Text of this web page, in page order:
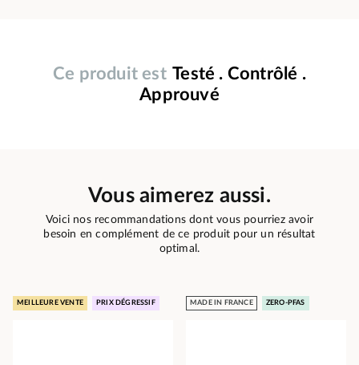
Ce produit est Testé . Contrôlé .
Approuvé
Vous aimerez aussi.
Voici nos recommandations dont vous pourriez avoir
besoin en complément de ce produit pour un résultat
optimal.
MEILLEURE VENTE PRIX DÉGRESSIF MADE IN FRANCE ZERO-PFAS